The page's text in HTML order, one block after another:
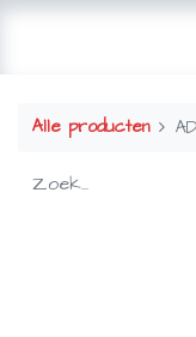
Alle producten